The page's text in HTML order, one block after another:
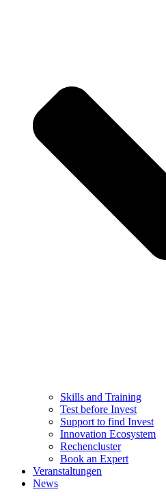
Skills and Training
Test before Invest
Support to find Invest
Innovation Ecosystem
Rechencluster​
Book an Expert
Veranstaltungen
News